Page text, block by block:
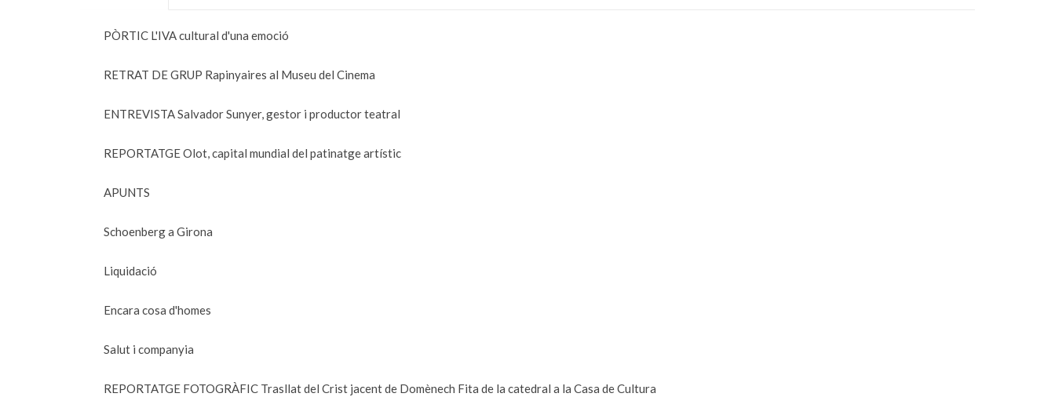
PÒRTIC L'IVA cultural d'una emoció
RETRAT DE GRUP Rapinyaires al Museu del Cinema
ENTREVISTA Salvador Sunyer, gestor i productor teatral
REPORTATGE Olot, capital mundial del patinatge artístic
APUNTS
Schoenberg a Girona
Liquidació
Encara cosa d'homes
Salut i companyia
REPORTATGE FOTOGRÀFIC Trasllat del Crist jacent de Domènech Fita de la catedral a la Casa de Cultura